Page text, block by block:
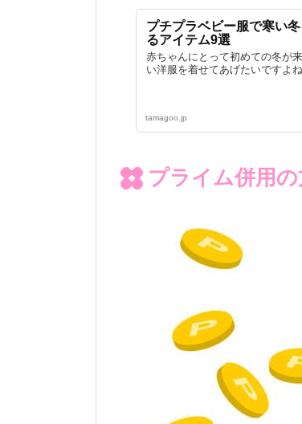
プチプラベビー服で寒い
るアイテム9選
赤ちゃんにとって初めての冬が
い洋服を着せてあげたいですよ
tamagoo.jp
プライム併用